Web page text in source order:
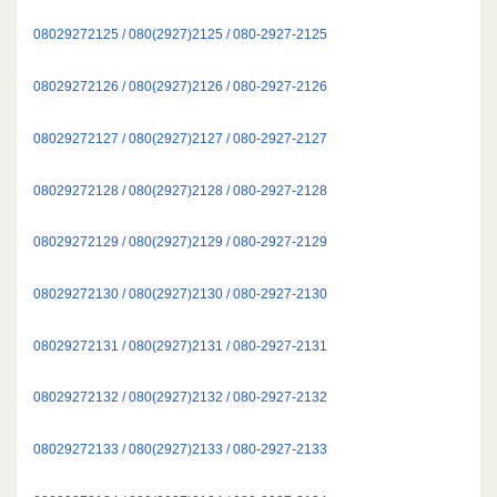
08029272125 / 080(2927)2125 / 080-2927-2125
08029272126 / 080(2927)2126 / 080-2927-2126
08029272127 / 080(2927)2127 / 080-2927-2127
08029272128 / 080(2927)2128 / 080-2927-2128
08029272129 / 080(2927)2129 / 080-2927-2129
08029272130 / 080(2927)2130 / 080-2927-2130
08029272131 / 080(2927)2131 / 080-2927-2131
08029272132 / 080(2927)2132 / 080-2927-2132
08029272133 / 080(2927)2133 / 080-2927-2133